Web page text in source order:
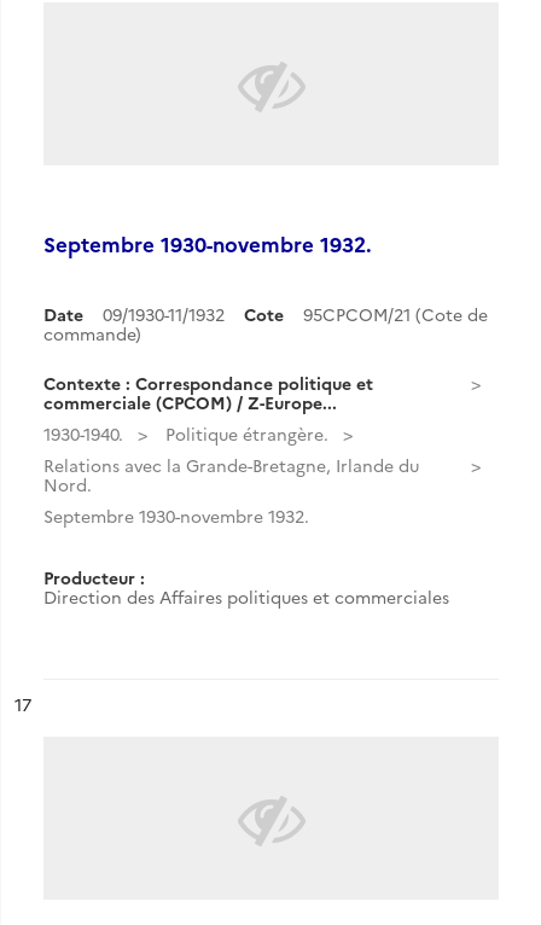
Septembre 1930-novembre 1932.
Date 09/1930-11/1932 Cote
95CPCOM/21 (Cote de
commande)
Contexte : Correspondance politique et
commerciale (CPCOM) / Z-Europe...
1930-1940.
Politique étrangère.
Relations avec la Grande-Bretagne, Irlande du
Nord.
Septembre 1930-novembre 1932.
Producteur :
Direction des Affaires politiques et commerciales
n°
17